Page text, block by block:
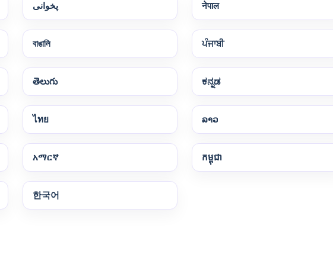
پخوانی नेपाल
বাঙালি ਪੰਜਾਬੀ
తెలుగు ಕನ್ನಡ
ไทย ລາວ
አማርኛ កម្ពុជា
한국어